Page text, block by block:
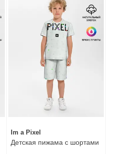
Im a Pixel
Детская пижама с шортами